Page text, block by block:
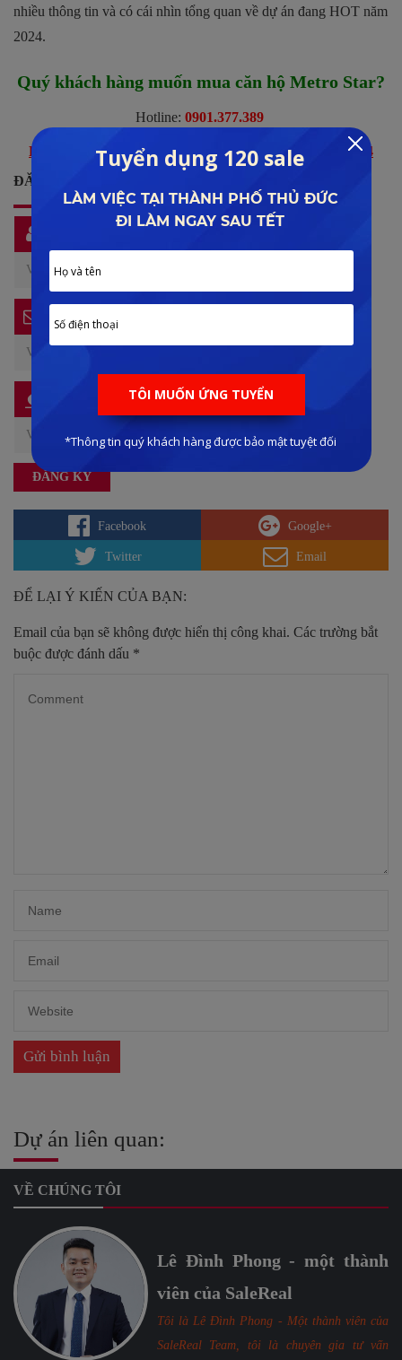
nhiều thông tin và có cái nhìn tổng quan về dự án đang HOT năm
2024.
Quý khách hàng muốn mua căn hộ Metro Star?
Hotline: 0901.377.389
Hoặc bấm đăng ký nhận thông tin và bảng giá năm 2024
ĐĂNG KÝ NHẬN THÔNG TIN DỰ ÁN
Facebook Google+
Twitter Email
ĐỂ LẠI Ý KIẾN CỦA BẠN:
Email của bạn sẽ không được hiển thị công khai. Các trường bắt
buộc được đánh dấu *
Dự án liên quan:
VỀ CHÚNG TÔI
Lê Đình Phong - một thành
viên của SaleReal
Tôi là Lê Đình Phong - Một thành viên của
SaleReal Team, tôi là chuyên gia tư vấn